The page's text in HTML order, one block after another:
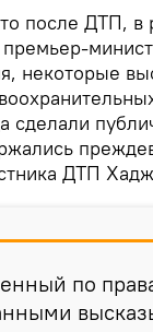
после ДТП, в
премьер-
некоторые
сделали
ДТП
по